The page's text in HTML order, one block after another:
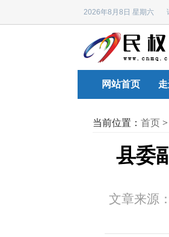
2026年8月8日 星期六
网站首页
当前位置： 首页
县委
文章来源